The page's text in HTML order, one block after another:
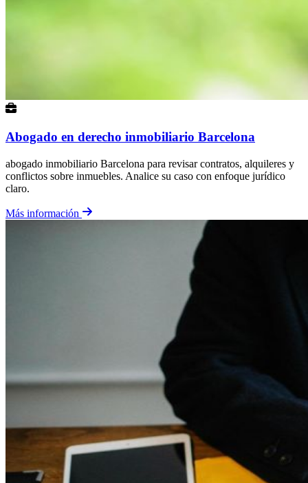
Abogado en derecho inmobiliario Barcelona
abogado inmobiliario Barcelona para revisar contratos, alquileres y
conflictos sobre inmuebles. Analice su caso con enfoque jurídico
claro.
Más información